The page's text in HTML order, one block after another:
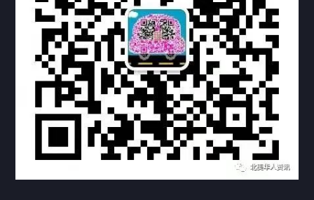
下载与支持
资料下载 视频中心
常见问题
购买流程 版权条款